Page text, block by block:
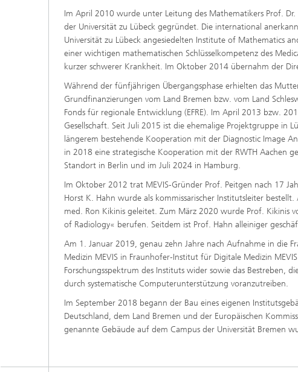
Im April 2010 wurde unter Leitung des Mathematikers Prof.
der Universität zu Lübeck gegründet. Die international
Universität zu Lübeck angesiedelten Institute of Mathematics
einer wichtigen mathematischen Schlüsselkompetenz des
kurzer schwerer Krankheit. Im Oktober 2014 übernahm der
Während der fünfjährigen Übergangsphase erhielten das
Grundfinanzierungen vom Land Bremen bzw. vom Land
Fonds für regionale Entwicklung (EFRE). Im April 2013 bzw.
Gesellschaft. Seit Juli 2015 ist die ehemalige Projektgruppe in
längerem bestehende Kooperation mit der Diagnostic Image
in 2018 eine strategische Kooperation mit der RWTH Aachen
Standort in Berlin und im Juli 2024 in Hamburg.
Im Oktober 2012 trat MEVIS-Gründer Prof. Peitgen nach 17
Horst K. Hahn wurde als kommissarischer Institutsleiter
med. Ron Kikinis geleitet. Zum März 2020 wurde Prof. Kikinis
of Radiology« berufen. Seitdem ist Prof. Hahn alleiniger
Am 1. Januar 2019, genau zehn Jahre nach Aufnahme in die
Medizin MEVIS in Fraunhofer-Institut für Digitale Medizin
Forschungsspektrum des Instituts wider sowie das Bestreben,
durch systematische Computerunterstützung voranzutreiben.
Im September 2018 begann der Bau eines eigenen
Deutschland, dem Land Bremen und der Europäischen
genannte Gebäude auf dem Campus der Universität Bremen